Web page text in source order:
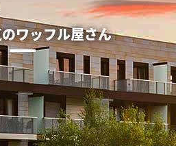
ワッフル屋さん